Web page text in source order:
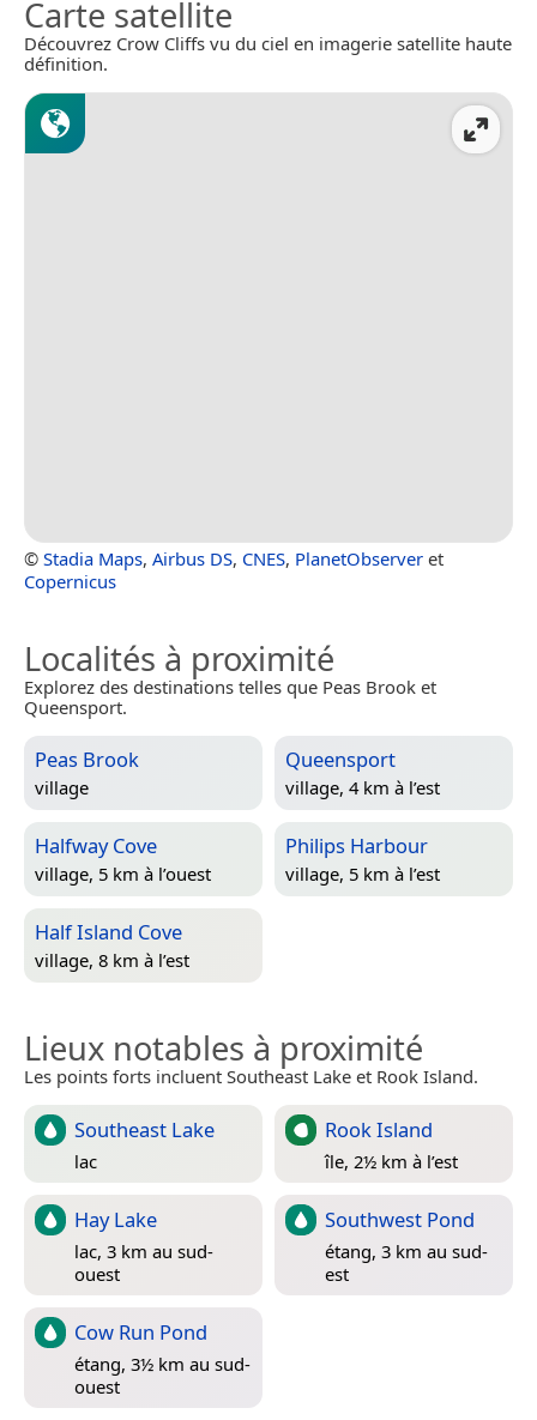
Carte satellite
Découvrez Crow Cliffs vu du ciel en imagerie satellite haute
définition.
© Stadia Maps, Airbus DS, CNES, PlanetObserver et
Copernicus
Localités à proximité
Explorez des destinations telles que Peas Brook et
Queensport.
Peas Brook
village
Queensport
village, 4 km à l’est
Halfway Cove
village, 5 km à l’ouest
Philips Harbour
village, 5 km à l’est
Half Island Cove
village, 8 km à l’est
Lieux notables à proximité
Les points forts incluent Southeast Lake et Rook Island.
Southeast Lake
lac
Rook Island
île, 2½ km à l’est
Hay Lake
lac, 3 km au sud-
ouest
Southwest Pond
étang, 3 km au sud-
est
Cow Run Pond
étang, 3½ km au sud-
ouest